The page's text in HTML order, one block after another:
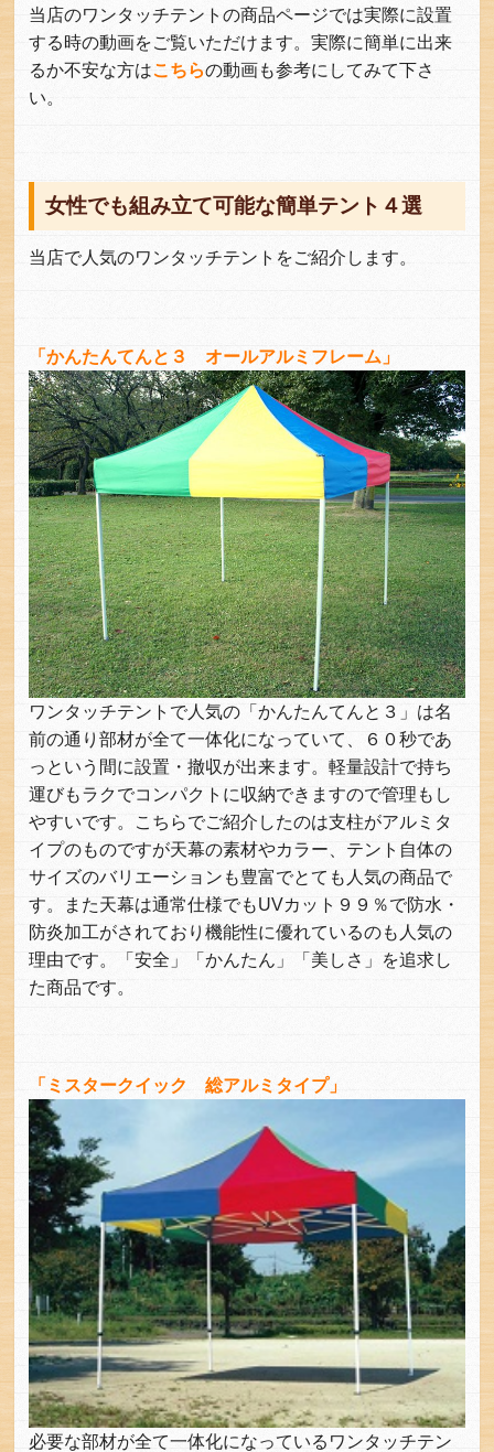
当店のワンタッチテントの商品ページでは実際に設置
する時の動画をご覧いただけます。実際に簡単に出来
るか不安な方はこちらの動画も参考にしてみて下さ
い。
女性でも組み立て可能な簡単テント４選
当店で人気のワンタッチテントをご紹介します。
「かんたんてんと３ オールアルミフレーム」
ワンタッチテントで人気の「かんたんてんと３」は名
前の通り部材が全て一体化になっていて、６０秒であ
っという間に設置・撤収が出来ます。軽量設計で持ち
運びもラクでコンパクトに収納できますので管理もし
やすいです。こちらでご紹介したのは支柱がアルミタ
イプのものですが天幕の素材やカラー、テント自体の
サイズのバリエーションも豊富でとても人気の商品で
す。また天幕は通常仕様でもUVカット９９％で防水・
防炎加工がされており機能性に優れているのも人気の
理由です。「安全」「かんたん」「美しさ」を追求し
た商品です。
「ミスタークイック 総アルミタイプ」
必要な部材が全て一体化になっているワンタッチテン